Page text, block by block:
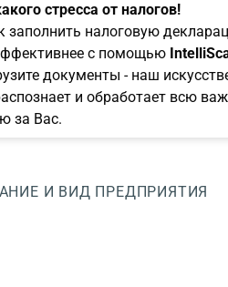
стресса от налогов!
заполнить налоговую
с помощью
документы - наш
и обработает всю
за Вас.
И ВИД ПРЕДПРИЯТИЯ